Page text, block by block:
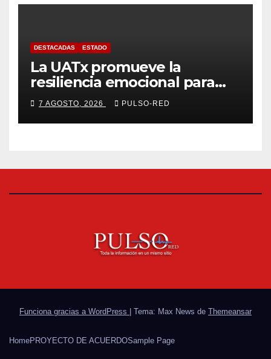
DESTACADAS ESTADO
La UATx promueve la
resiliencia emocional para
fortalecer salud y bienestar
de estudiantes y docentes
7 AGOSTO, 2026 PULSO-RED
Funciona gracias a WordPress | Tema: Max News de Themeansar
HomePROYECTO DE ACUERDOSample Page